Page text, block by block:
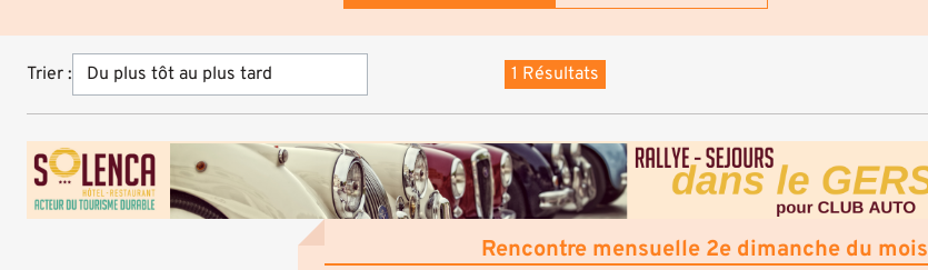
Trier : 1 Résultats
Rencontre mensuelle 2e dimanche du mois